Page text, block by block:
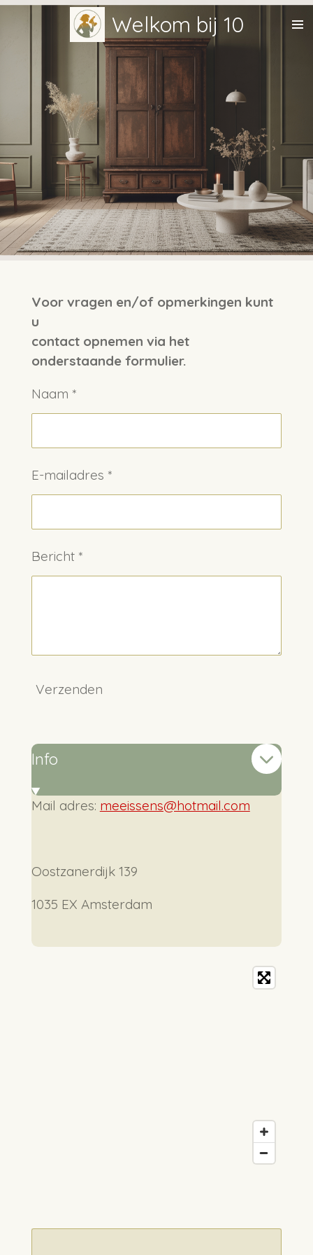
hoofdinhoud
Welkom bij 10
Voor vragen en/of opmerkingen kunt
u
contact opnemen via het
onderstaande formulier.
Naam *
E-mailadres *
Bericht *
Verzenden
Info
Mail adres: meeissens@hotmail.com
Oostzanerdijk 139
1035 EX Amsterdam